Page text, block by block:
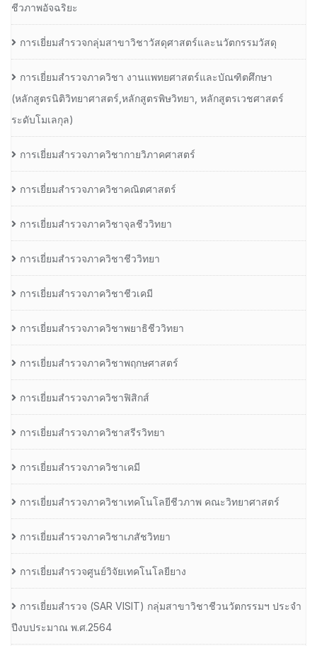
ชีวภาพอัจฉริยะ
การเยี่ยมสำรวจกลุ่มสาขาวิชาวัสดุศาสตร์และนวัตกรรมวัสดุ
การเยี่ยมสำรวจภาควิชา งานแพทยศาสตร์และบัณฑิตศึกษา
(หลักสูตรนิติวิทยาศาสตร์,หลักสูตรพิษวิทยา, หลักสูตรเวชศาสตร์
ระดับโมเลกุล)
การเยี่ยมสำรวจภาควิชากายวิภาคศาสตร์
การเยี่ยมสำรวจภาควิชาคณิตศาสตร์
การเยี่ยมสำรวจภาควิชาจุลชีววิทยา
การเยี่ยมสำรวจภาควิชาชีววิทยา
การเยี่ยมสำรวจภาควิชาชีวเคมี
การเยี่ยมสำรวจภาควิชาพยาธิชีววิทยา
การเยี่ยมสำรวจภาควิชาพฤกษศาสตร์
การเยี่ยมสำรวจภาควิชาฟิสิกส์
การเยี่ยมสำรวจภาควิชาสรีรวิทยา
การเยี่ยมสำรวจภาควิชาเคมี
การเยี่ยมสำรวจภาควิชาเทคโนโลยีชีวภาพ คณะวิทยาศาสตร์
การเยี่ยมสำรวจภาควิชาเภสัชวิทยา
การเยี่ยมสำรวจศูนย์วิจัยเทคโนโลยียาง
การเยี่ยมสํารวจ (SAR VISIT) กลุ่มสาขาวิชาชีวนวัตกรรมฯ ประจํา
ปีงบประมาณ พ.ศ.2564